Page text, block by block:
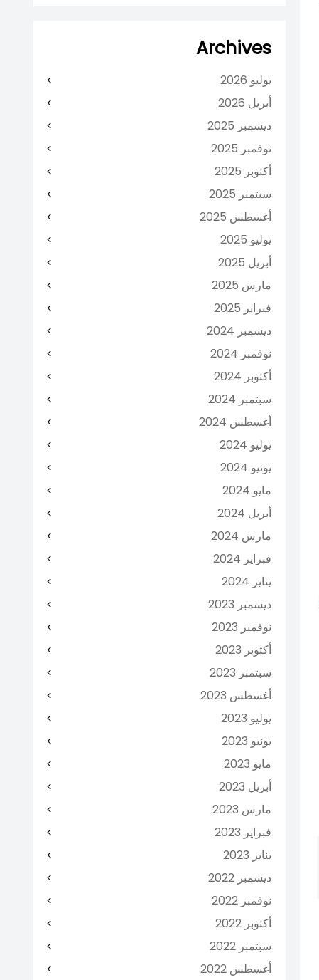
Archives
يوليو 2026
أبريل 2026
ديسمبر 2025
نوفمبر 2025
أكتوبر 2025
سبتمبر 2025
أغسطس 2025
يوليو 2025
أبريل 2025
مارس 2025
فبراير 2025
ديسمبر 2024
نوفمبر 2024
أكتوبر 2024
سبتمبر 2024
أغسطس 2024
يوليو 2024
يونيو 2024
مايو 2024
أبريل 2024
مارس 2024
فبراير 2024
يناير 2024
ديسمبر 2023
نوفمبر 2023
أكتوبر 2023
سبتمبر 2023
أغسطس 2023
يوليو 2023
يونيو 2023
مايو 2023
أبريل 2023
مارس 2023
فبراير 2023
يناير 2023
ديسمبر 2022
نوفمبر 2022
أكتوبر 2022
سبتمبر 2022
أغسطس 2022